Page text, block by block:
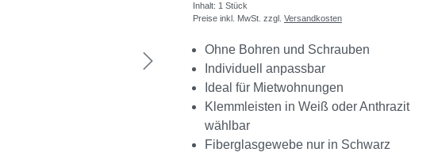
Inhalt: 1 Stück
Preise inkl. MwSt. zzgl. Versandkosten
Ohne Bohren und Schrauben
Individuell anpassbar
Ideal für Mietwohnungen
Klemmleisten in Weiß oder Anthrazit
wählbar
Fiberglasgewebe nur in Schwarz